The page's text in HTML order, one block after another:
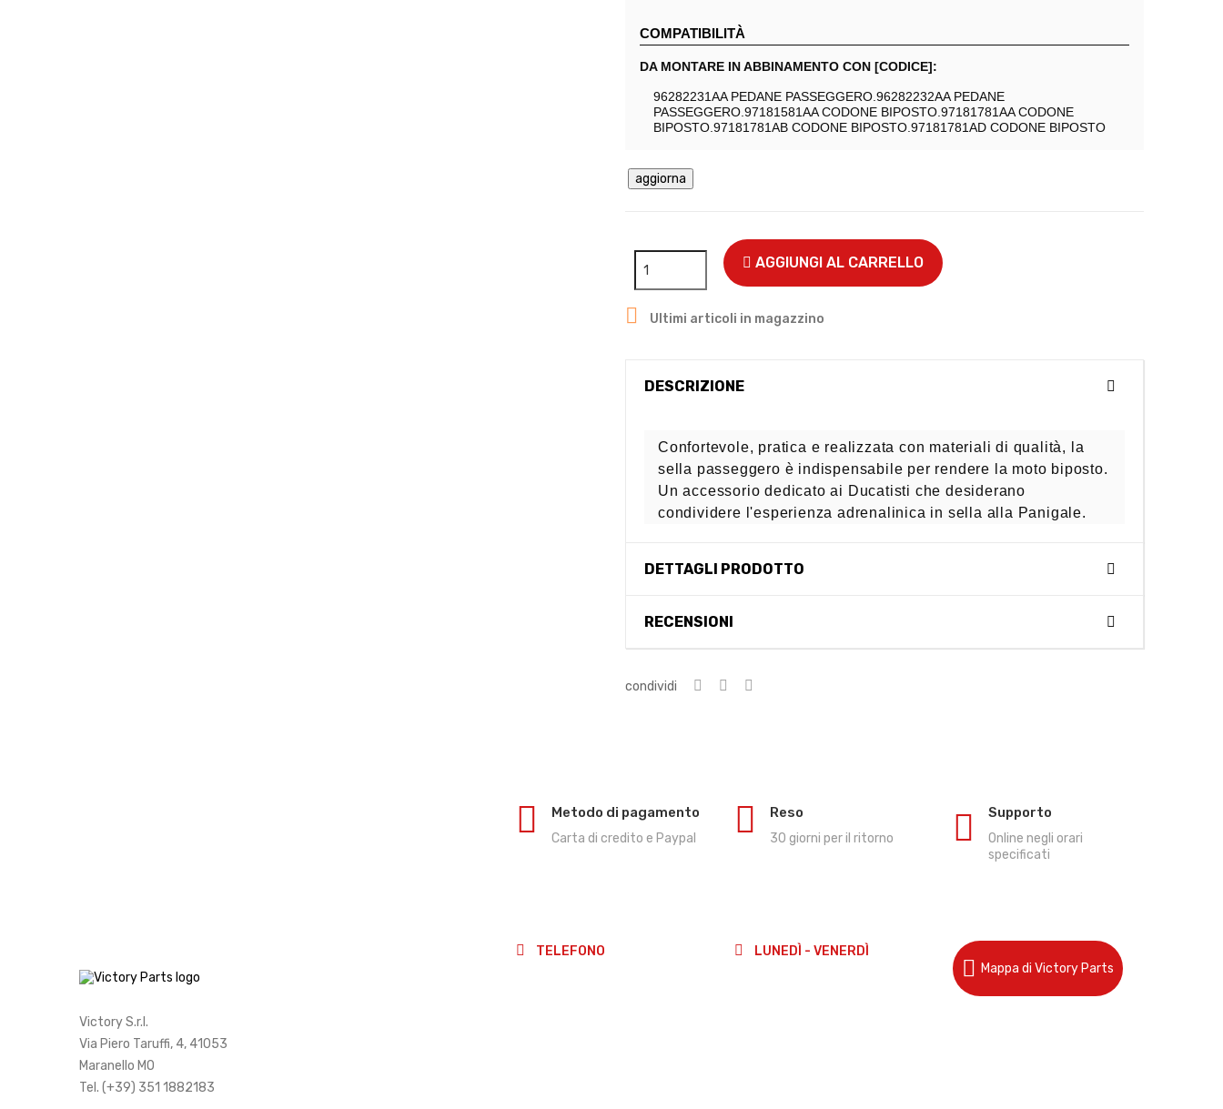
COMPATIBILITÀ
DA MONTARE IN ABBINAMENTO CON [CODICE]:
96282231AA PEDANE PASSEGGERO.96282232AA PEDANE
PASSEGGERO.97181581AA CODONE BIPOSTO.97181781AA CODONE
BIPOSTO.97181781AB CODONE BIPOSTO.97181781AD CODONE BIPOSTO
AGGIUNGI AL CARRELLO
 Ultimi articoli in magazzino
DESCRIZIONE
Confortevole, pratica e realizzata con materiali di qualità, la
sella passeggero è indispensabile per rendere la moto biposto.
Un accessorio dedicato ai Ducatisti che desiderano
condividere l'esperienza adrenalinica in sella alla Panigale.
DETTAGLI PRODOTTO
RECENSIONI
condividi
Metodo di pagamento
Carta di credito e Paypal
Reso
30 giorni per il ritorno
Supporto
Online negli orari
specificati
Victory S.r.l.
Via Piero Taruffi, 4, 41053
Maranello MO
Tel. (+39) 351 1882183
TELEFONO LUNEDÌ - VENERDÌ
Mappa di Victory Parts